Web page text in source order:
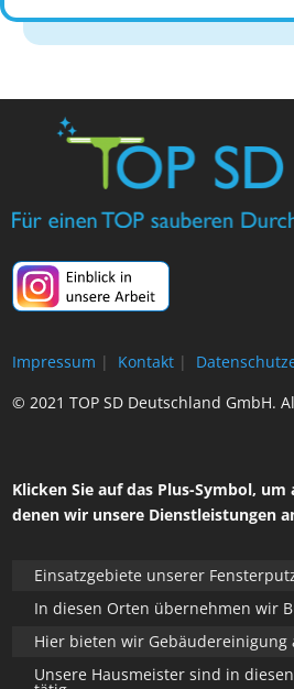
Impressum | Kontakt |
© 2021 TOP SD Deutschland GmbH.
Klicken Sie auf das Plus-Symbol,
denen wir unsere Dienstleistungen
Einsatzgebiete unserer
In diesen Orten übernehmen wir
Hier bieten wir Gebäudereinigung
Unsere Hausmeister sind in